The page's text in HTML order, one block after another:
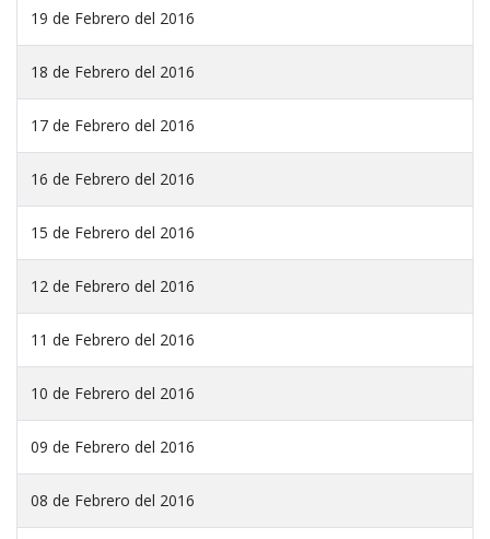
19 de Febrero del 2016
18 de Febrero del 2016
17 de Febrero del 2016
16 de Febrero del 2016
15 de Febrero del 2016
12 de Febrero del 2016
11 de Febrero del 2016
10 de Febrero del 2016
09 de Febrero del 2016
08 de Febrero del 2016